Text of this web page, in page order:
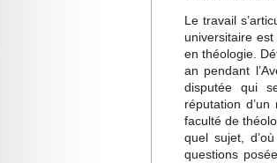
Le travail
universitaire
en théologie.
an pendant
disputée qui
réputation
faculté de
quel sujet,
questions